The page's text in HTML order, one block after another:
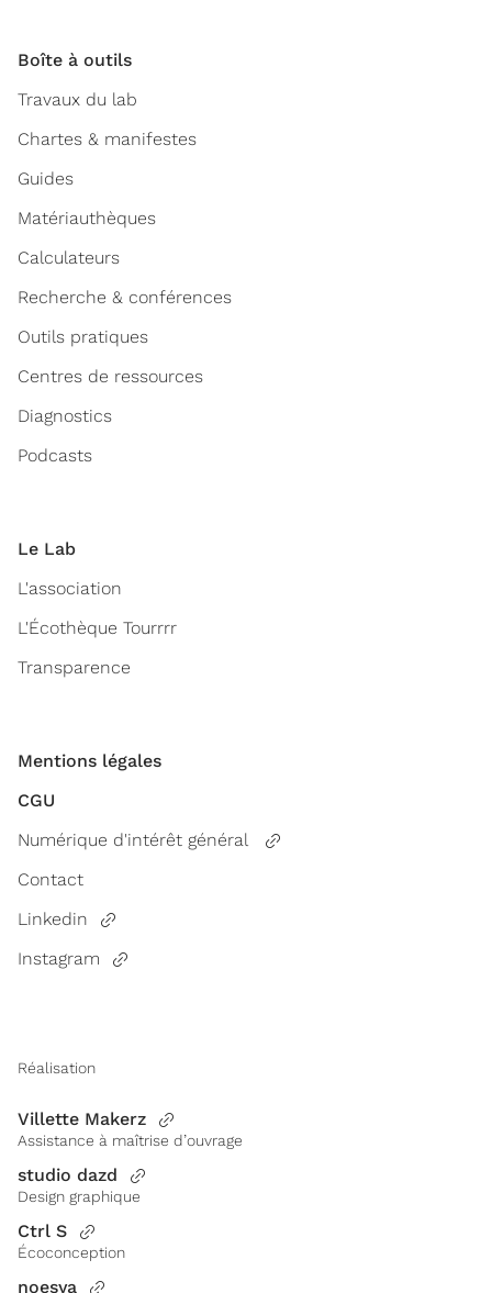
Boîte à outils
Travaux du lab
Chartes & manifestes
Guides
Matériauthèques
Calculateurs
Recherche & conférences
Outils pratiques
Centres de ressources
Diagnostics
Podcasts
Le Lab
L'association
L'Écothèque Tourrrr
Transparence
Mentions légales
CGU
Numérique d'intérêt général
Contact
Linkedin
Instagram
Réalisation
Villette Makerz
Assistance à maîtrise d’ouvrage
studio dazd
Design graphique
Ctrl S
Écoconception
noesya